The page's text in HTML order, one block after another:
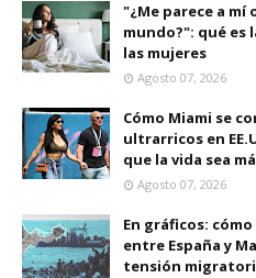
"¿Me parece a mí
mundo?": qué es
las mujeres
Agosto 07, 2026
Cómo Miami se
ultrarricos en
que la vida sea
Agosto 07, 2026
En gráficos:
entre España y
tensión